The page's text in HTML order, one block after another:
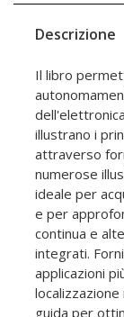
Descrizione
Il libro
dell'elettronica e
illustrano i
attraverso
numerose
ideale per
e per
continua e
integrati.
applicazioni
guida per